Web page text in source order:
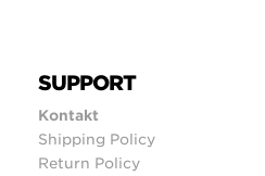
SUPPORT
Kontakt
Shipping Policy
Return Policy